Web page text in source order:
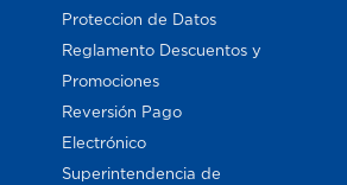
Proteccion de Datos
Reglamento Descuentos y
Promociones
Reversión Pago
Electrónico
Superintendencia de